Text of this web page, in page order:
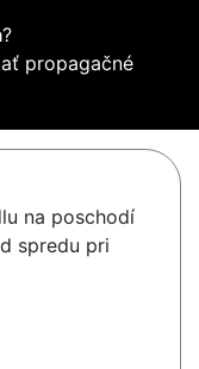
?
propagačné
na poschodí
spredu pri